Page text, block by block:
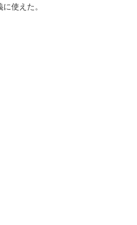
使えた。